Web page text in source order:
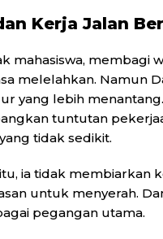
Kerja Jalan
mahasiswa, membagi
melelahkan. Namun
yang lebih
tuntutan
tidak sedikit.
ia tidak membiarkan
untuk menyerah.
pegangan utama.